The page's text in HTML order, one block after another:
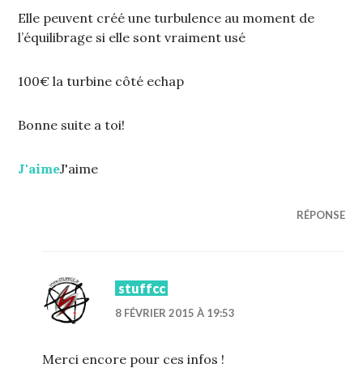
Elle peuvent créé une turbulence au moment de
l’équilibrage si elle sont vraiment usé
100€ la turbine côté echap
Bonne suite a toi!
J'aimeJ'aime
RÉPONSE
stuffcc
8 FÉVRIER 2015 À 19:53
Merci encore pour ces infos !